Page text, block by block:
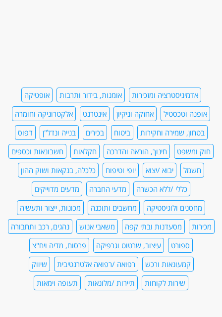
אדמיניסטרציה ומזכירות אומנות, בידור ותרבות
אופטיקה
אופנה וטכסטיל
אחזקה וניקיון אינטרנט
אלקטרוניקה וחומרה
בטחון, שמירה וחקירות
ביטוח בכירים בנייה ונדל"ן
דפוס
חוק ומשפט
חינוך, הוראה והדרכה חקלאות
חשבונאות וכספים
חשמל
יבוא /יצוא יופי וטיפוח
כלכלה, בנקאות ושוק ההון
כללי /ללא הכשרה
מדעי החברה
מדעים מדוייקים
מחסנים ולוגיסטיקה
מחשבים ותוכנה
מכונות, ייצור ותעשיה
מכירות
מסעדנות ובתי קפה משאבי אנוש
נהגים, רכב ותחבורה
ספורט
עיצוב, שרטוט וגרפיקה
פרסום, מדיה ויח"צ
קמעונאות ורכש
רפואה /רפואה אלטרנטיבית
שיווק
שירות לקוחות
תיירות /מלונאות תעופה וימאות